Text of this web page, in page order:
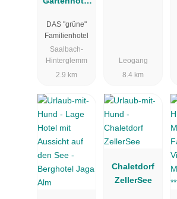
DAS "grüne"
Familienhotel
Saalbach-
Hinterglemm
2.9 km
Leogang
8.4 km
Chaletdorf
ZellerSee